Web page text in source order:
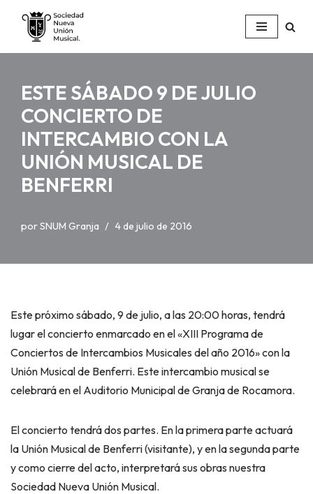
Saltar
al
ESTE SÁBADO 9 DE JULIO
CONCIERTO DE
INTERCAMBIO CON LA
UNIÓN MUSICAL DE
BENFERRI
porSNUM Granja 4 de julio de 2016
Este próximo sábado, 9 de julio, a las 20:00 horas, tendrá
lugar el concierto enmarcado en el «XIII Programa de
Conciertos de Intercambios Musicales del año 2016» con la
Unión Musical de Benferri. Este intercambio musical se
celebrará en el Auditorio Municipal de Granja de Rocamora.
El concierto tendrá dos partes. En la primera parte actuará
la Unión Musical de Benferri (visitante), y en la segunda parte
y como cierre del acto, interpretará sus obras nuestra
Sociedad Nueva Unión Musical.